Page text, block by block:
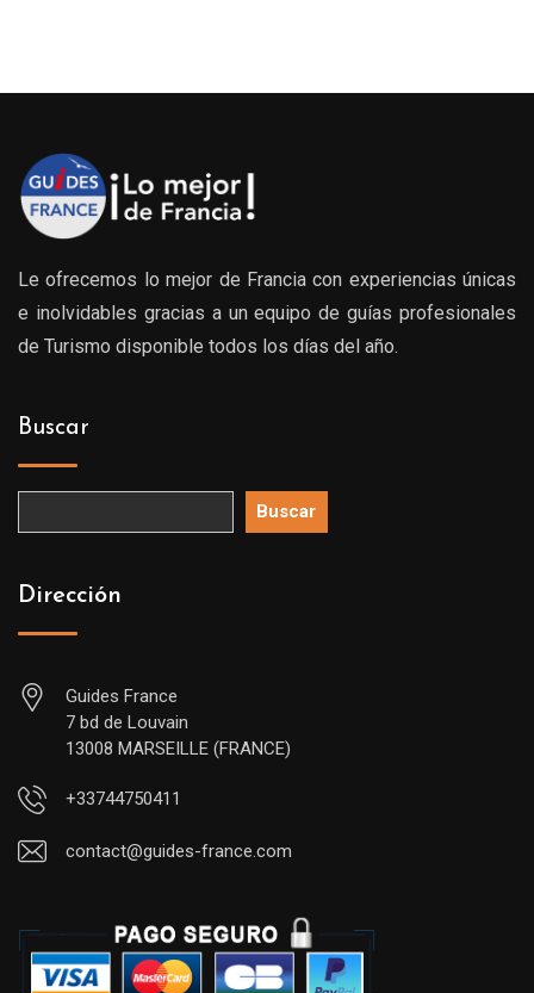
Le ofrecemos lo mejor de Francia con experiencias únicas
e inolvidables gracias a un equipo de guías profesionales
de Turismo disponible todos los días del año.
Buscar
Buscar
Dirección
Guides France
7 bd de Louvain
13008 MARSEILLE (FRANCE)
+33744750411
contact@guides-france.com